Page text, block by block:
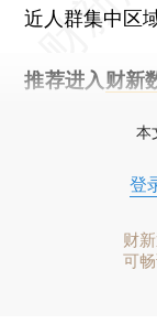
近人群集中区
推荐进入 财新
本
登
财
可